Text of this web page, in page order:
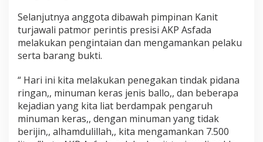
Selanjutnya anggota dibawah pimpinan Kanit
turjawali patmor perintis presisi AKP Asfada
melakukan pengintaian dan mengamankan pelaku
serta barang bukti.
“ Hari ini kita melakukan penegakan tindak pidana
ringan,, minuman keras jenis ballo,, dan beberapa
kejadian yang kita liat berdampak pengaruh
minuman keras,, dengan minuman yang tidak
berijin,, alhamdulillah,, kita mengamankan 7.500